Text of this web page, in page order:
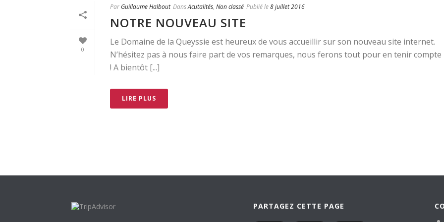
0
Par Guillaume Halbout DansAcutalités, Non classé Publié le8 juillet 2016
NOTRE NOUVEAU SITE
Le Domaine de la Queyssie est heureux de vous accueillir sur son nouveau site internet.
N’hésitez pas à nous faire part de vos remarques, nous ferons tout pour en tenir compte
! A bientôt [...]
LIRE PLUS
PARTAGEZ CETTE PAGE